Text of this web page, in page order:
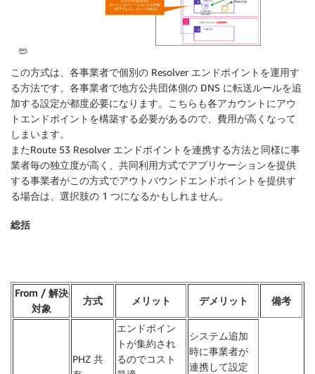
この方式は、各事業者で個別の Resolver エンドポイントを運用す
る方法です。各事業者で地方公共団体側の DNS に転送ルールを追
加する設定が都度必要になります。こちらも各アカウントにアウ
トエンドポイントを構築する必要があるので、費用が高くなって
しまいます。
またRoute 53 Resolver エンドポイントを連携する方法と同様に事
業者毎の独立度が高く、共同利用方式でアプリケーションを提供
する事業者がこの方式でアウトバウンドエンドポイントを提供す
る場合は、選択肢の 1 つになるかもしれません。
総括
From / 解決
対象
方式 メリット デメリット 備考
PHZ 共
エンドポイン
トが集約され
るのでコスト
システム追加
時に事業者が
連携して設定